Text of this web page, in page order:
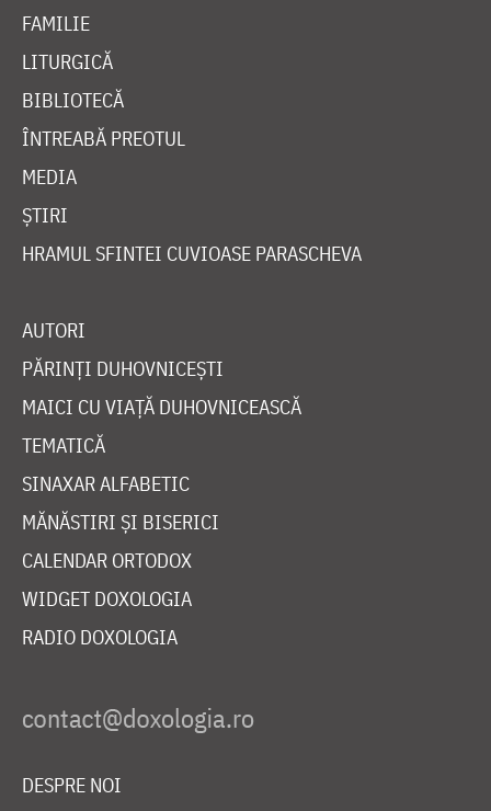
FAMILIE
LITURGICĂ
BIBLIOTECĂ
ÎNTREABĂ PREOTUL
MEDIA
ȘTIRI
HRAMUL SFINTEI CUVIOASE PARASCHEVA
AUTORI
PĂRINȚI DUHOVNICEȘTI
MAICI CU VIAȚĂ DUHOVNICEASCĂ
TEMATICĂ
SINAXAR ALFABETIC
MĂNĂSTIRI ȘI BISERICI
CALENDAR ORTODOX
WIDGET DOXOLOGIA
RADIO DOXOLOGIA
DESPRE NOI